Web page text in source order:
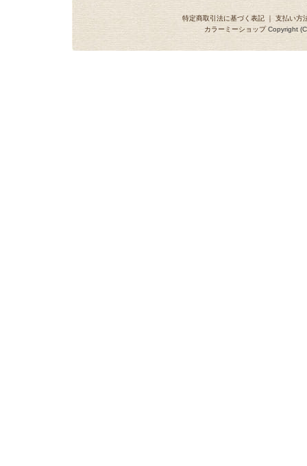
特定商取引法に基づく表記 ｜ 支払い方
カラーミーショップCopyright